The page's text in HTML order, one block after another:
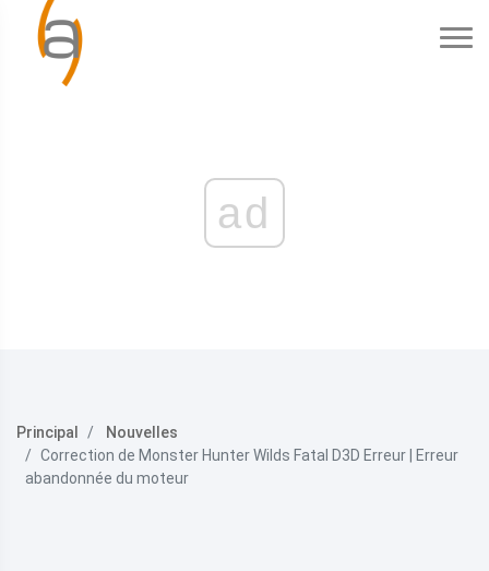
ad
Principal
Nouvelles
Correction de Monster Hunter Wilds Fatal D3D Erreur | Erreur
abandonnée du moteur